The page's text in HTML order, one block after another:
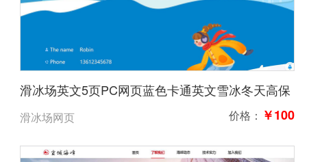
滑冰场英文5页PC网页蓝色卡通英文雪冰冬天高保
滑冰场网页 价格： ￥100